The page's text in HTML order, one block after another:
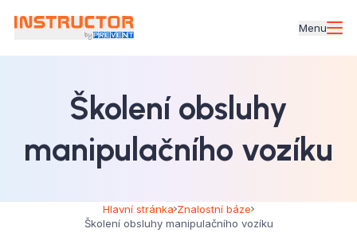
Menu
Školení obsluhy
manipulačního vozíku
Hlavní stránka Znalostní báze
Školení obsluhy manipulačního vozíku